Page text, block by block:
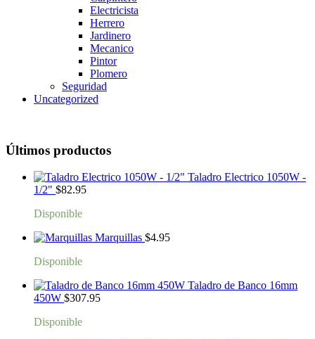
Electricista
Herrero
Jardinero
Mecanico
Pintor
Plomero
Seguridad
Uncategorized
Últimos productos
Taladro Electrico 1050W -
1/2" $82.95
Disponible
Marquillas $4.95
Disponible
Taladro de Banco 16mm
450W $307.95
Disponible